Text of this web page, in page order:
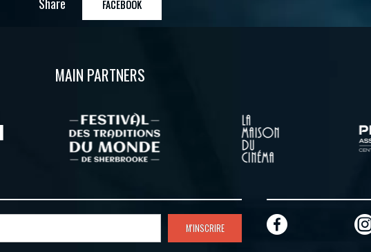
FACEBOOK
MAIN PARTNERS
M'INSCRIRE